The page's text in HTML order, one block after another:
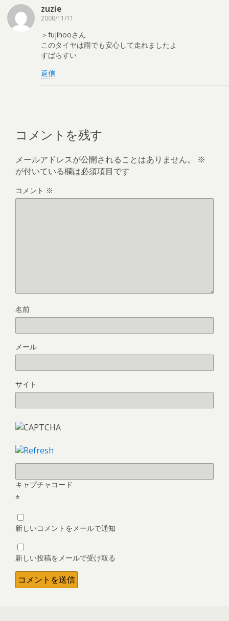
zuzie
2008/11/11
＞fujihooさん
このタイヤは雨でも安心して走れましたよ
すばらすい
返信
コメントを残す
メールアドレスが公開されることはありません。
※
が付いている欄は必須項目です
コメント ※
名前
メール
サイト
キャプチャコード
*
新しいコメントをメールで通知
新しい投稿をメールで受け取る